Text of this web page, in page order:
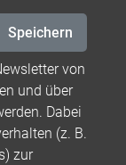
Speichern
von
und über
Dabei
(z. B.
zur